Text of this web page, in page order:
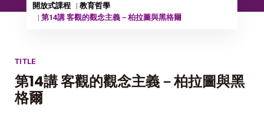
開放式課程
教育哲學
第14講 客觀的觀念主義－柏拉圖與黑格爾
TITLE
第14講 客觀的觀念主義－柏拉圖與黑
格爾